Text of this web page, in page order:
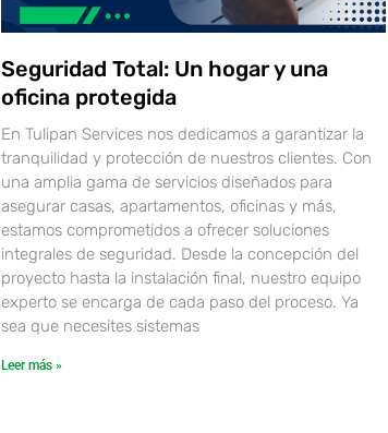
Seguridad Total: Un hogar y una
oficina protegida
En Tulipan Services nos dedicamos a garantizar la
tranquilidad y protección de nuestros clientes. Con
una amplia gama de servicios diseñados para
asegurar casas, apartamentos, oficinas y más,
estamos comprometidos a ofrecer soluciones
integrales de seguridad. Desde la concepción del
proyecto hasta la instalación final, nuestro equipo
experto se encarga de cada paso del proceso. Ya
sea que necesites sistemas
Leer más »